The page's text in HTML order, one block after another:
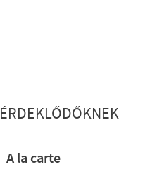
ÉRDEKLŐDŐKNEK
A la carte